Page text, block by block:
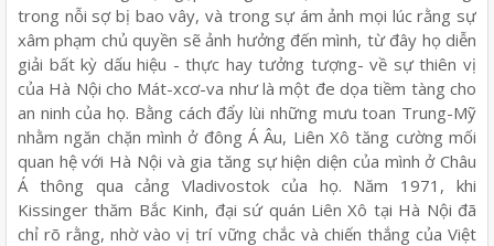
trong nỗi sợ bị bao vây, và trong sự ám ảnh mọi lúc rằng sự
xâm phạm chủ quyền sẽ ảnh hưởng đến mình, từ đây họ diễn
giải bất kỳ dấu hiệu - thực hay tưởng tượng- về sự thiên vị
của Hà Nội cho Mát-xcơ-va như là một đe dọa tiềm tàng cho
an ninh của họ. Bằng cách đẩy lùi những mưu toan Trung-Mỹ
nhằm ngăn chặn mình ở đông Á Âu, Liên Xô tăng cường mối
quan hệ với Hà Nội và gia tăng sự hiện diện của mình ở Châu
Á thông qua cảng Vladivostok của họ. Năm 1971, khi
Kissinger thăm Bắc Kinh, đại sứ quán Liên Xô tại Hà Nội đã
chỉ rõ rằng, nhờ vào vị trí vững chắc và chiến thắng của Việt